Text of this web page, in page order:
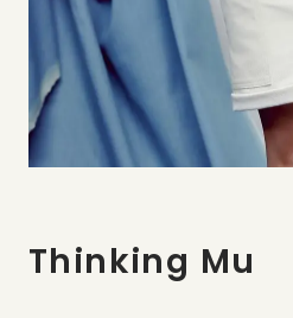
Thinking Mu